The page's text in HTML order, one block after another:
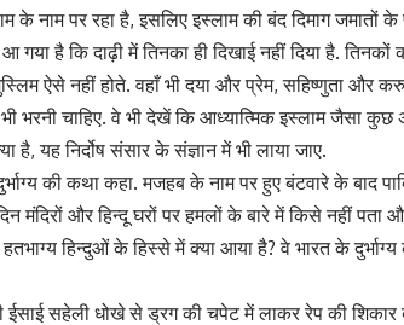
नाम पर रहा है, इसलिए इस्लाम की बंद दिमाग जमातों
है कि दाढ़ी में तिनका ही दिखाई नहीं दिया है. तिनकों
ऐसे नहीं होते. वहाँ भी दया और प्रेम, सहिष्णुता
भरनी चाहिए. वे भी देखें कि आध्यात्मिक इस्लाम जैसा कुछ
है, यह निर्दोष संसार के संज्ञान में भी लाया जाए.
की कथा कहा. मजहब के नाम पर हुए बंटवारे के बाद
मंदिरों और हिन्दू घरों पर हमलों के बारे में किसे नहीं
हिन्दुओं के हिस्से में क्या आया है? वे भारत के
ईसाई सहेली धोखे से ड्रग की चपेट में लाकर रेप की